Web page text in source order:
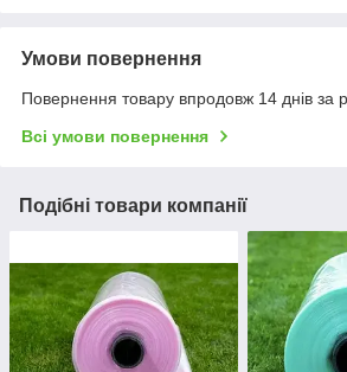
Умови повернення
Повернення товару впродовж 14 днів за
Всі умови повернення
Подібні товари компанії